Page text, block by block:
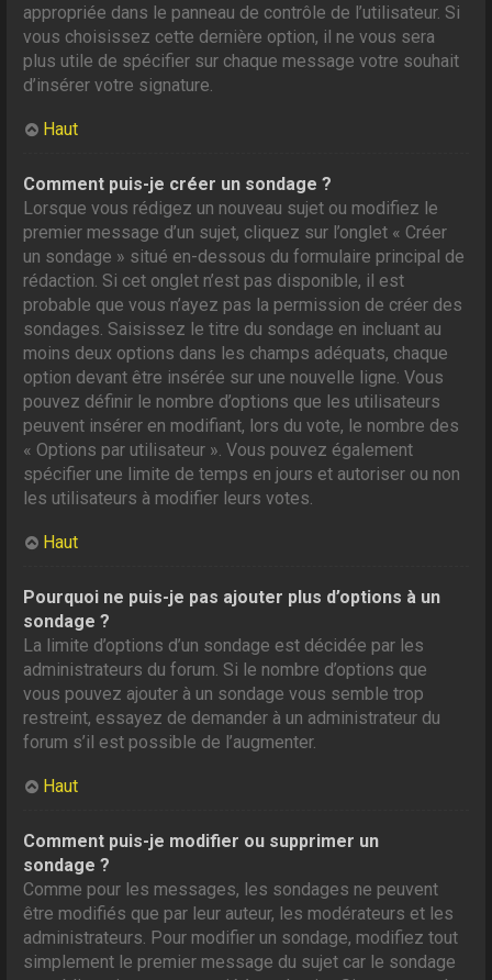
appropriée dans le panneau de contrôle de l’utilisateur. Si
vous choisissez cette dernière option, il ne vous sera
plus utile de spécifier sur chaque message votre souhait
d’insérer votre signature.
Haut
Comment puis-je créer un sondage ?
Lorsque vous rédigez un nouveau sujet ou modifiez le
premier message d’un sujet, cliquez sur l’onglet « Créer
un sondage » situé en-dessous du formulaire principal de
rédaction. Si cet onglet n’est pas disponible, il est
probable que vous n’ayez pas la permission de créer des
sondages. Saisissez le titre du sondage en incluant au
moins deux options dans les champs adéquats, chaque
option devant être insérée sur une nouvelle ligne. Vous
pouvez définir le nombre d’options que les utilisateurs
peuvent insérer en modifiant, lors du vote, le nombre des
« Options par utilisateur ». Vous pouvez également
spécifier une limite de temps en jours et autoriser ou non
les utilisateurs à modifier leurs votes.
Haut
Pourquoi ne puis-je pas ajouter plus d’options à un
sondage ?
La limite d’options d’un sondage est décidée par les
administrateurs du forum. Si le nombre d’options que
vous pouvez ajouter à un sondage vous semble trop
restreint, essayez de demander à un administrateur du
forum s’il est possible de l’augmenter.
Haut
Comment puis-je modifier ou supprimer un
sondage ?
Comme pour les messages, les sondages ne peuvent
être modifiés que par leur auteur, les modérateurs et les
administrateurs. Pour modifier un sondage, modifiez tout
simplement le premier message du sujet car le sondage